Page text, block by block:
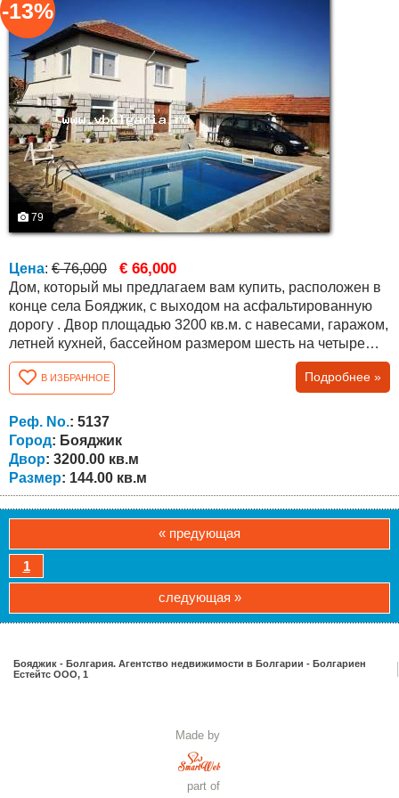
79
-13%
Цена: € 76,000 € 66,000
Дом, который мы предлагаем вам купить, расположен в
конце села Бояджик, с выходом на асфальтированную
дорогу . Двор площадью 3200 кв.м. с навесами, гаражом,
летней кухней, бассейном размером шесть на четыре
метра и прекрасным видом на горы Стара Планина. В
доме есть гостиная, три комнаты и ванная комната с
туалетом на каждом этаже. Дом частично меблирован. В
доме отремонтирована крыша, заменена сантехника и
электропроводка, новые...
В ИЗБРАННОЕ Подробнее »
Реф. No.: 5137
Город: Бояджик
Двор: 3200.00 кв.м
Размер: 144.00 кв.м
« предующая
1
следующая »
Бояджик - Болгария. Агентство недвижимости в Болгарии - Болгариен
Естейтс ООО, 1
Made by
part of